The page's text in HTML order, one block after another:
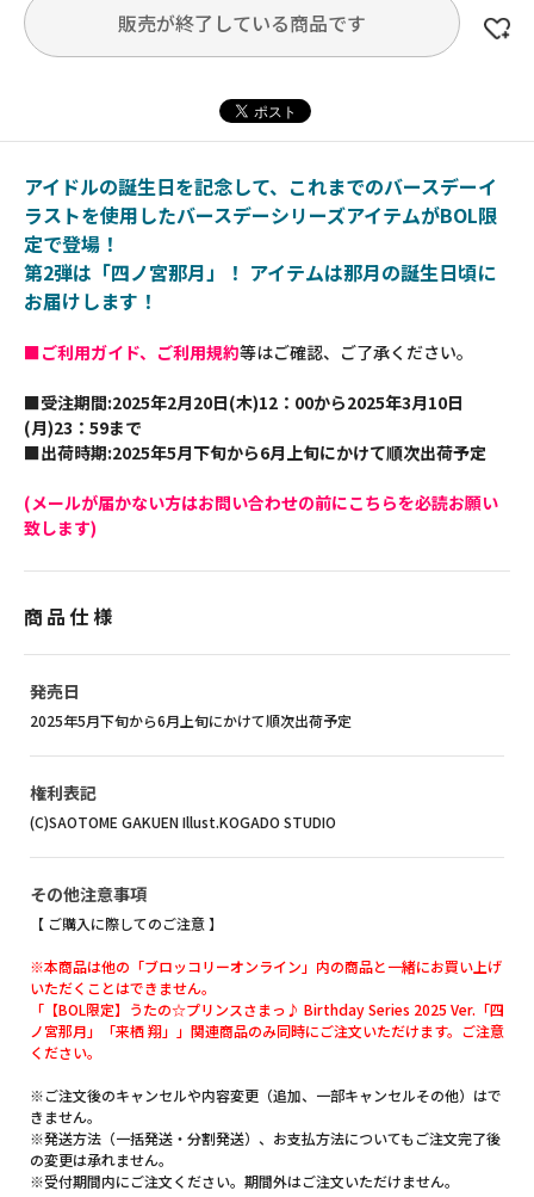
販売が終了している商品です
アイドルの誕生日を記念して、これまでのバースデーイ
ラストを使用したバースデーシリーズアイテムがBOL限
定で登場！
第2弾は「四ノ宮那月」！ アイテムは那月の誕生日頃に
お届けします！
■ご利用ガイド、ご利用規約等はご確認、ご了承ください。
■受注期間:2025年2月20日(木)12：00から2025年3月10日
(月)23：59まで
■出荷時期:2025年5月下旬から6月上旬にかけて順次出荷予定
(メールが届かない方はお問い合わせの前にこちらを必読お願い
致します)
商品仕様
発売日
2025年5月下旬から6月上旬にかけて順次出荷予定
権利表記
(C)SAOTOME GAKUEN Illust.KOGADO STUDIO
その他注意事項
【 ご購入に際してのご注意 】
※本商品は他の「ブロッコリーオンライン」内の商品と一緒にお買い上げ
いただくことはできません。
「【BOL限定】うたの☆プリンスさまっ♪ Birthday Series 2025 Ver.「四
ノ宮那月」「来栖 翔」」関連商品のみ同時にご注文いただけます。ご注意
ください。
※ご注文後のキャンセルや内容変更（追加、一部キャンセルその他）はで
きません。
※発送方法（一括発送・分割発送）、お支払方法についてもご注文完了後
の変更は承れません。
※受付期間内にご注文ください。期間外はご注文いただけません。